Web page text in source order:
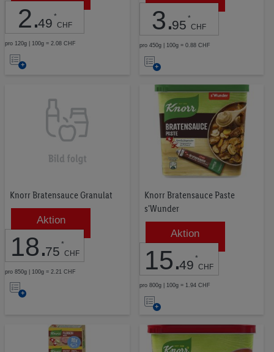
2.49 *
CHF
pro 120g | 100g = 2.08 CHF
Auf
Merkliste
3.95 *
CHF
pro 450g | 100g = 0.88 CHF
Auf
Merkliste
Knorr Bratensauce Granulat
Aktion
18.75 *
CHF
pro 850g | 100g = 2.21 CHF
Auf
Merkliste
Knorr Bratensauce Paste
s'Wunder
Aktion
15.49 *
CHF
pro 800g | 100g = 1.94 CHF
Auf
Merkliste